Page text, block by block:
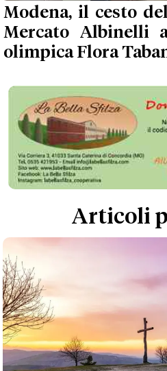
Modena, il cesto
Mercato Albinelli
olimpica Flora
Articoli